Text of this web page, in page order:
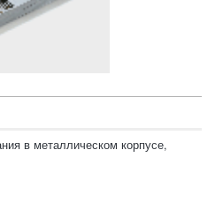
в металлическом корпусе,